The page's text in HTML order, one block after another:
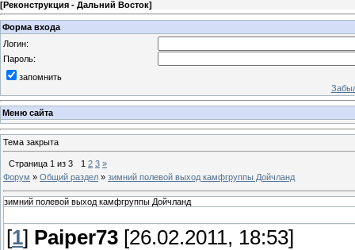
[Реконструкция - Дальний Восток]
Форма входа
Логин:
Пароль:
запомнить
Меню сайта
Тема закрыта
Страница 1 из 3 1 2 3 »
Форум » Общий раздел » зимний полевой выход камфгруппы Дойчланд
зимний полевой выход камфгруппы Дойчланд
[1] Paiper73 [26.02.2011, 18:53]